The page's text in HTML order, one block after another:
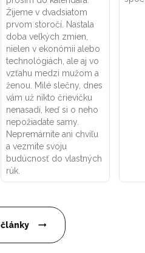
Žijeme v dvadsiatom
prvom storočí. Nastala
doba veľkých zmien,
nielen v ekonómii alebo
technológiách, ale aj vo
vzťahu medzi mužom a
ženou. Milé slečny, dnes
vám už nikto črievičku
nenasadí, keď si o neho
nepožiadate samy.
Nepremárnite ani chvíľu
a vezmite svoju
budúcnosť do vlastných
rúk.